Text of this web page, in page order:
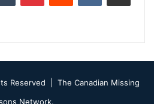
Reserved | The Canadian Missing
Network.